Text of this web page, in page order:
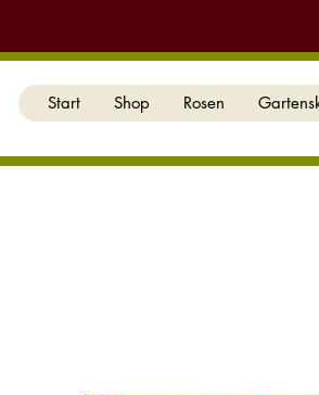
Start Shop Rosen